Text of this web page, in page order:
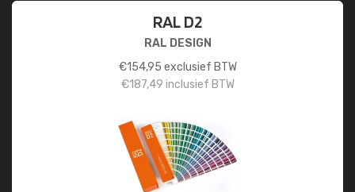
RAL D2
RAL DESIGN
€154,95 exclusief BTW
€187,49 inclusief BTW